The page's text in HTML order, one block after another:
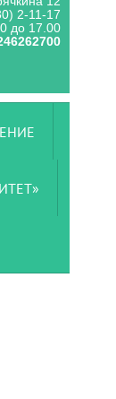
2-11-17
до 17.00